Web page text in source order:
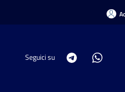
Seguici su